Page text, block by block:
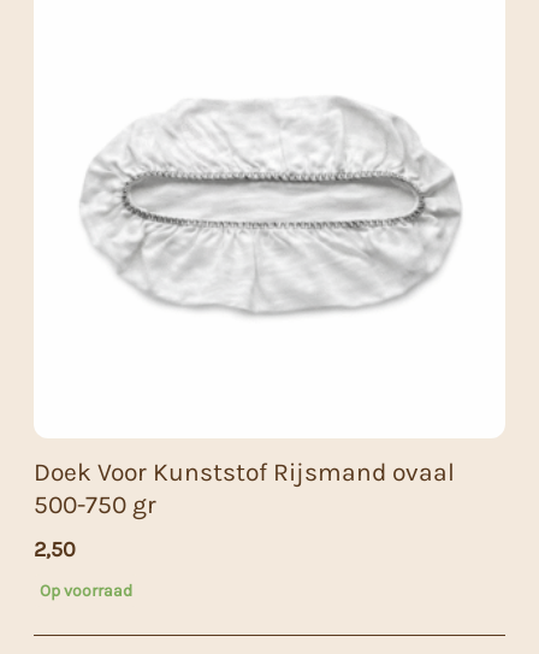
Doek Voor Kunststof Rijsmand ovaal
500-750 gr
2,50
Op voorraad